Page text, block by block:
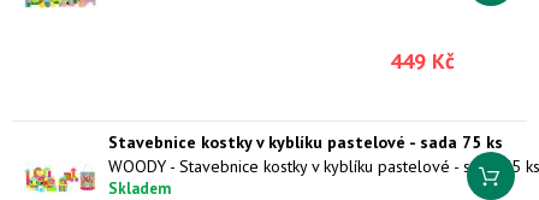
449 Kč
Stavebnice kostky v kyblíku pastelové - sada 75 ks
WOODY - Stavebnice kostky v kyblíku pastelové - sada 75 ks
Skladem